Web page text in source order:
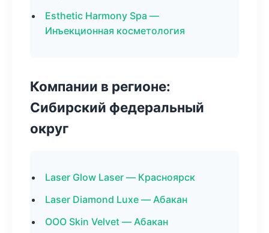
Esthetic Harmony Spa —
Инъекционная косметология
Компании в регионе:
Сибирский федеральный
округ
Laser Glow Laser — Красноярск
Laser Diamond Luxe — Абакан
ООО Skin Velvet — Абакан